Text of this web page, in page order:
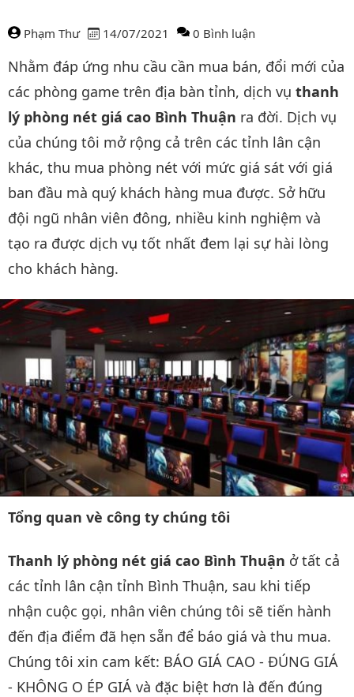
Phạm Thư 14/07/2021 0 Bình luận
Nội dung bài viết
Nhằm đáp ứng nhu cầu cần mua bán, đổi mới của
các phòng game trên địa bàn tỉnh, dịch vụ thanh
lý phòng nét giá cao Bình Thuận ra đời. Dịch vụ
của chúng tôi mở rộng cả trên các tỉnh lân cận
khác, thu mua phòng nét với mức giá sát với giá
ban đầu mà quý khách hàng mua được. Sở hữu
đội ngũ nhân viên đông, nhiều kinh nghiệm và
tạo ra được dịch vụ tốt nhất đem lại sự hài lòng
cho khách hàng.
Tổng quan vè công ty chúng tôi
Thanh lý phòng nét giá cao Bình Thuận ở tất cả
các tỉnh lân cận tỉnh Bình Thuận, sau khi tiếp
nhận cuộc gọi, nhân viên chúng tôi sẽ tiến hành
đến địa điểm đã hẹn sẵn để báo giá và thu mua.
Chúng tôi xin cam kết: BÁO GIÁ CAO - ĐÚNG GIÁ
- KHÔNG O ÉP GIÁ và đặc biệt hơn là đến đúng